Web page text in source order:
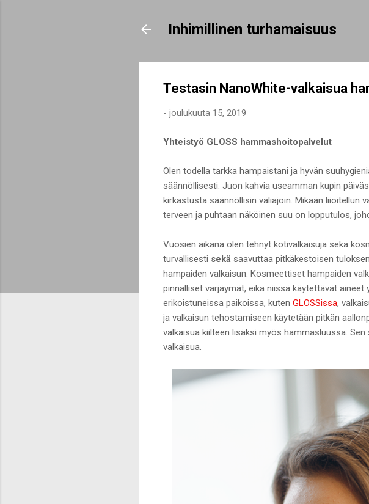
Inhimillinen turhamaisuus
Testasin NanoWhite-valkaisua
- joulukuuta 15, 2019
Yhteistyö GLOSS hammashoitopalvelut
Olen todella tarkka hampaistani ja hyvän
säännöllisesti. Juon kahvia useamman kupin
kirkastusta säännöllisin väliajoin. Mikään liioitellun
terveen ja puhtaan näköinen suu on lopputulos,
Vuosien aikana olen tehnyt kotivalkaisuja sekä
turvallisesti sekä saavuttaa pitkäkestoisen
hampaiden valkaisun. Kosmeettiset hampaiden
pinnalliset värjäymät, eikä niissä käytettävät
erikoistuneissa paikoissa, kuten GLOSSissa,
ja valkaisun tehostamiseen käytetään pitkän
valkaisua kiilteen lisäksi myös hammasluussa.
valkaisua.